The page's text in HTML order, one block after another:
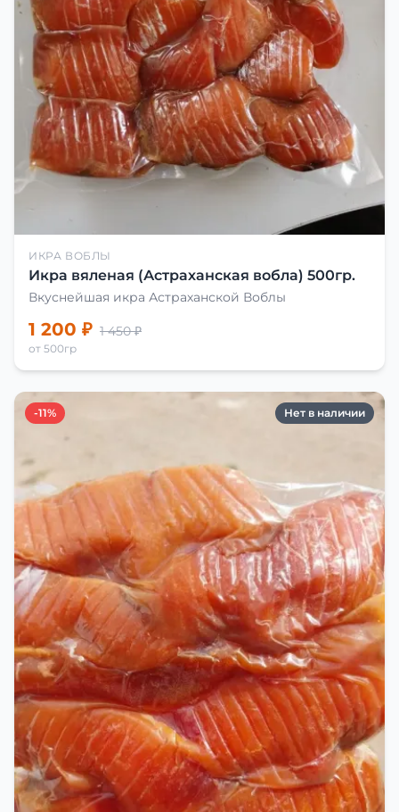
ИКРА ВОБЛЫ
Икра вяленая (Астраханская вобла) 500гр.
Вкуснейшая икра Астраханской Воблы
1 200 ₽ 1 450 ₽
от 500гр
-11% Нет в наличии